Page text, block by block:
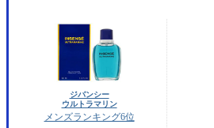
ジバンシー
ウルトラマリン
メンズランキング6位